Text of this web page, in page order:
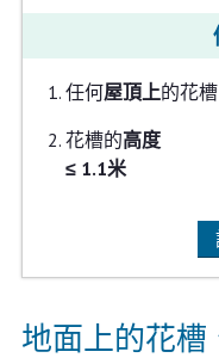
任何屋頂上的花槽
花槽的高度
≤ 1.1米
地面上的花